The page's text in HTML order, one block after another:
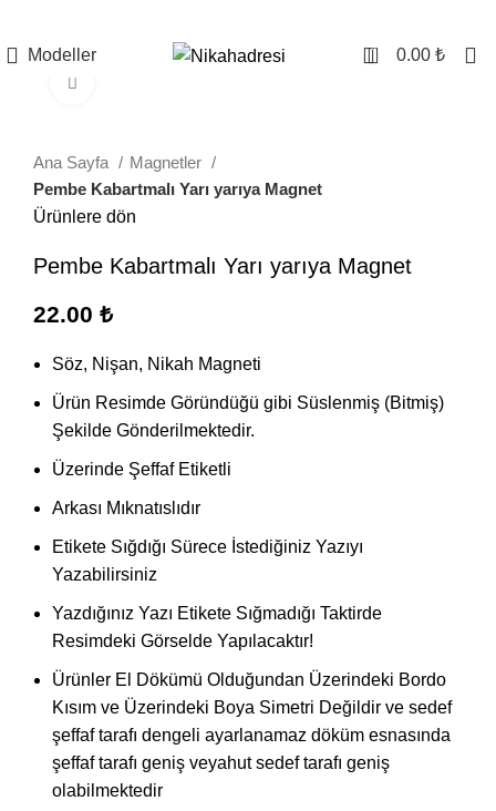
Modeller 0 0.00 ₺
Ana Sayfa
Magnetler
Pembe Kabartmalı Yarı yarıya Magnet
Ürünlere dön
Pembe Kabartmalı Yarı yarıya Magnet
22.00 ₺
Söz, Nişan, Nikah Magneti
Ürün Resimde Göründüğü gibi Süslenmiş (Bitmiş)
Şekilde Gönderilmektedir.
Üzerinde Şeffaf Etiketli
Arkası Mıknatıslıdır
Etikete Sığdığı Sürece İstediğiniz Yazıyı
Yazabilirsiniz
Yazdığınız Yazı Etikete Sığmadığı Taktirde
Resimdeki Görselde Yapılacaktır!
Ürünler El Dökümü Olduğundan Üzerindeki Bordo
Kısım ve Üzerindeki Boya Simetri Değildir ve sedef
şeffaf tarafı dengeli ayarlanamaz döküm esnasında
şeffaf tarafı geniş veyahut sedef tarafı geniş
olabilmektedir